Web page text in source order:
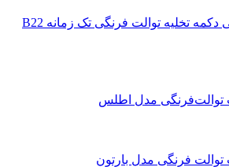
دکمه تخلیه توالت‌ فرنگی تک زمانه B22
توالت‌فرنگی‌ مدل اطلس
فرنگی‌ مدل بارتون